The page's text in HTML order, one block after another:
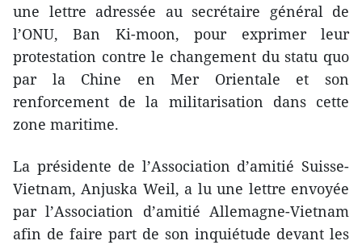
une lettre adressée au secrétaire général de
l’ONU, Ban Ki-moon, pour exprimer leur
protestation contre le changement du statu quo
par la Chine en Mer Orientale et son
renforcement de la militarisation dans cette
zone maritime.
La présidente de l’Association d’amitié Suisse-
Vietnam, Anjuska Weil, a lu une lettre envoyée
par l’Association d’amitié Allemagne-Vietnam
afin de ​faire part de son inquiétude devant les